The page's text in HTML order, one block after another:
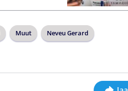
Muut Neveu Gerard